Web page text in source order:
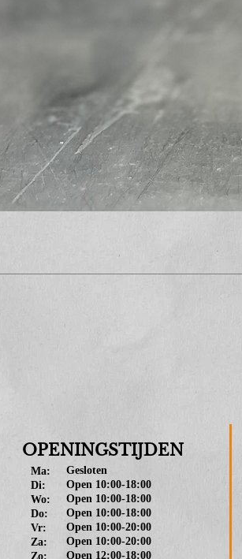
OPENINGSTIJDEN
Ma:
Di:
Wo:
Do:
Vr:
Za:
Zo:
Gesloten
Open 10:00-18:00
Open 10:00-18:00
Open 10:00-18:00
Open 10:00-20:00
Open 10:00-20:00
Open 12:00-18:00